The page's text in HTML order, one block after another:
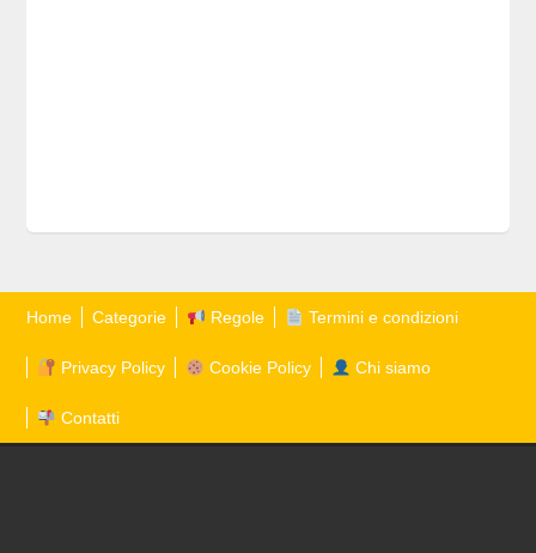
Home Categorie Regole Termini e condizioni
Privacy Policy Cookie Policy Chi siamo
Contatti